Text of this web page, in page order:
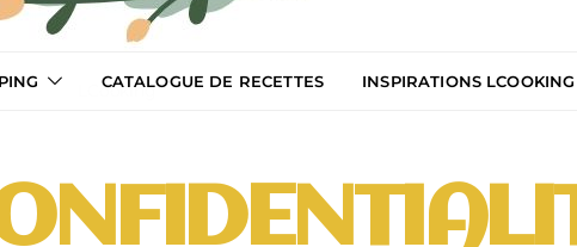
LCooking
CATALOGUE DE RECETTES INSPIRATIONS LCOOKING